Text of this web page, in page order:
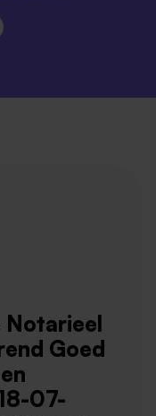
Notarieel
Goed
07-